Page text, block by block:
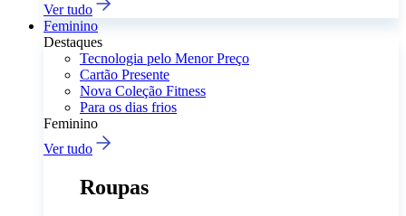
Ver tudo
Feminino
Destaques
Tecnologia pelo Menor Preço
Cartão Presente
Nova Coleção Fitness
Para os dias frios
Feminino
Ver tudo
Roupas